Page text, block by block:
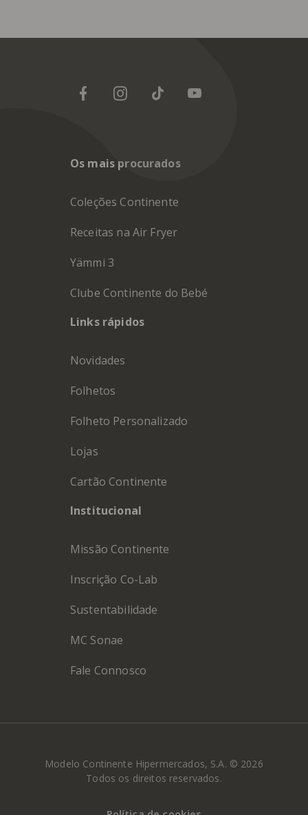
Os mais procurados
Coleções Continente
Receitas na Air Fryer
Yämmi 3
Clube Continente do Bebé
Links rápidos
Novidades
Folhetos
Folheto Personalizado
Lojas
Cartão Continente
Institucional
Missão Continente
Inscrição Co-Lab
Sustentabilidade
MC Sonae
Fale Connosco
Modelo Continente Hipermercados, S.A. © 2026
Todos os direitos reservados.